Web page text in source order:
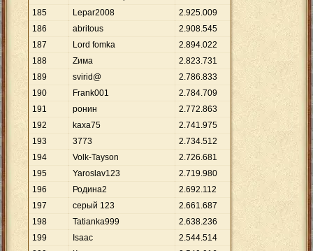
185
Lepar2008 2.925.009
186
abritous 2.908.545
187
Lord fomka 2.894.022
188
Zима 2.823.731
189
svirid@ 2.786.833
190
Frank001 2.784.709
191
ронин 2.772.863
192
kaxa75 2.741.975
193
3773 2.734.512
194
Volk-Tayson 2.726.681
195
Yaroslav123 2.719.980
196
Родина2 2.692.112
197
серый 123 2.661.687
198
Tatianka999 2.638.236
199
Isaac 2.544.514